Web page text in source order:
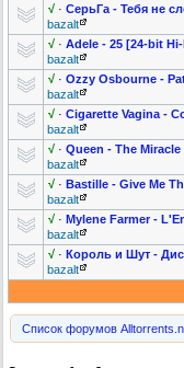
√ · СерьГа - Тебя не
bazalt
√ · Adele - 25 [24-bit
bazalt
√ · Ozzy Osbourne -
bazalt
√ · Cigarette Vagina -
bazalt
√ · Queen - The
bazalt
√ · Bastille - Give Me
bazalt
√ · Mylene Farmer -
bazalt
√ · Король и Шут -
bazalt
Список форумов